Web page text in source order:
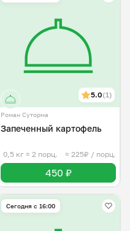
5.0(1)
Роман Суторма
Запеченный картофель
0,5 кг ≈ 2 порц. ≈ 225₽ / порц.
450 ₽
Сегодня с 16:00